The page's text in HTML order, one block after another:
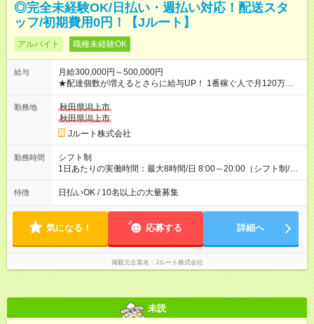
◎完全未経験OK/日払い・週払い対応！配送スタ
ッフ/初期費用0円！【Jルート】
アルバイト 職種未経験OK
給与
月給300,000円～500,000円
★配達個数が増えるとさらに給与UP！ 1番稼ぐ人で月120万ほ
ど！ ・主要都市エリア 月収55万円／週5日稼働 月収65万~112
万円／週6日稼働 ・地方郊外エリア 月収40万円／週5日稼働 月
収40万円~50万円／週6日稼働 ＜モデルイメージ＞ ■月収50万
円 (27歳男性/江東区在住)※元建築関係 1日150個配達×25日勤務
(日休み) ■月収80万円(43歳男性/墨田区在住)※元営業 1日200個
勤務地
秋田県潟上市
秋田県潟上市
Jルート株式会社
勤務時間
シフト制
1日あたりの実働時間：最大8時間/日 8:00～20:00（シフト制/実
働8時間） ※週5日勤務（場所次第では週4も有り） ※配達状況に
よって時間外での勤務可能性有り ※案件により多少の前後あり
特徴 日払いOK / 10名以上の大量募集
気になる！ 応募する 詳細へ
掲載元企業名 Jルート株式会社
未読